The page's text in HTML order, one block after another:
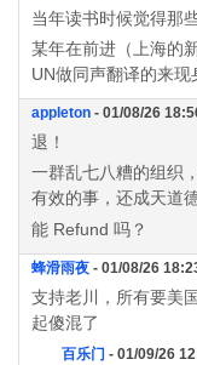
当年读书时候觉得那
某年在前进（上海的
UN做同声翻译的来现
appleton - 01/08/26
退！
一群乱七八糟的组织
有效的事，还成天道
能 Refund 吗？
蜂滑雨夜 - 01/08/26
支持老川，所有要美
起傻混了
百乐门 - 01/09/26